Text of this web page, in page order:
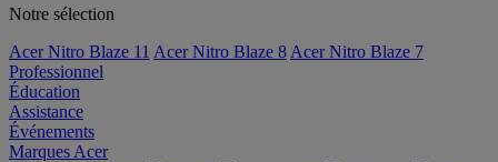
Notre sélection
Acer Nitro Blaze 11 Acer Nitro Blaze 8 Acer Nitro Blaze 7
Professionnel
Éducation
Assistance
Événements
Marques Acer